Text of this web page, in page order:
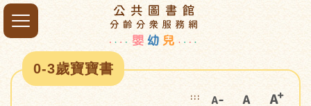
0-3歲寶寶書
:::